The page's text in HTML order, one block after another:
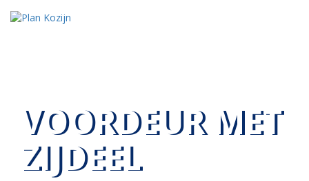
VOORDEUR MET
ZIJDEEL